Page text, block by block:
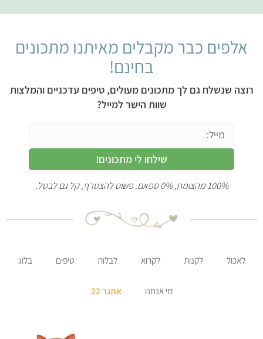
אלפים כבר מקבלים מאיתנו מתכונים
בחינם!
רוצה שנשלח גם לך מתכונים מעולים, טיפים עדכניים והמלצות
שוות הישר למייל?
שילחו לי מתכונים!
100% מהצומח, 0% ספאם. פשוט להצטרף, קל גם לבטל.
לאכול לקנות לקרוא לבלות טיפים בלוג
מי אנחנו אתגר 22